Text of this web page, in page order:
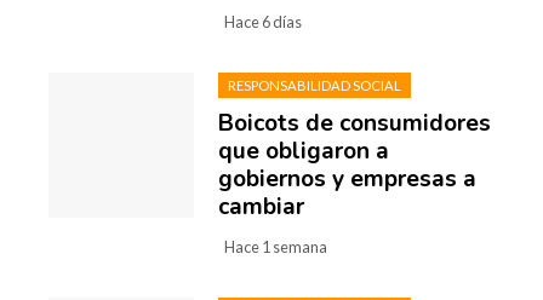
Hace 6 días
RESPONSABILIDAD SOCIAL
Boicots de consumidores
que obligaron a
gobiernos y empresas a
cambiar
Hace 1 semana